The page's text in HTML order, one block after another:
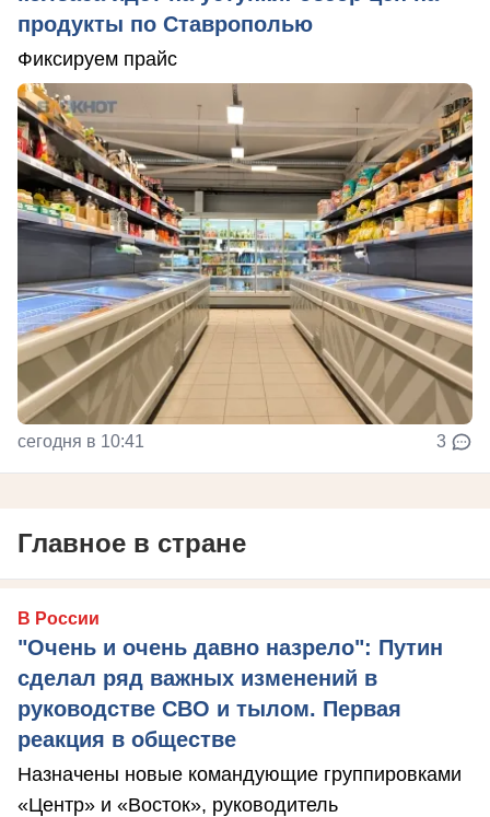
продукты по Ставрополью
Фиксируем прайс
сегодня в 10:41 3
Главное в стране
В России
"Очень и очень давно назрело": Путин
сделал ряд важных изменений в
руководстве СВО и тылом. Первая
реакция в обществе
Назначены новые командующие группировками
«Центр» и «Восток», руководитель